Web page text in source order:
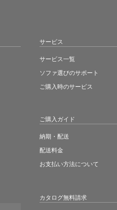
カタログ無料請求
サービス
サービス一覧
ソファ選びのサポート
ご購入時のサービス
ご購入ガイド
納期・配送
配送料金
お支払い方法について